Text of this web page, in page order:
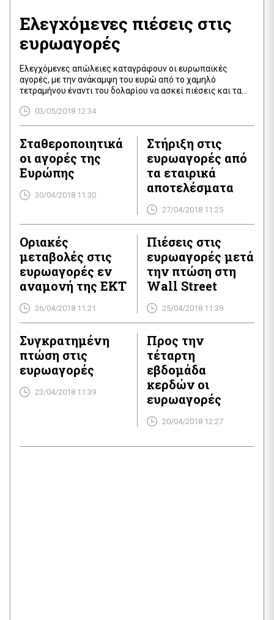
Ελεγχόμενες πιέσεις στις
ευρωαγορές
Ελεγχόμενες απώλειες καταγράφουν οι ευρωπαϊκές
αγορές, με την ανάκαμψη του ευρώ από το χαμηλό
τετραμήνου έναντι του δολαρίου να ασκεί πιέσεις και τα
πανευρωπαϊκός δείκτης STOXX 600 σημείωσε πτώση
0,2%, ενώ μικρή πτώση κατέγραψαν ο γερμανικός DAX και
ο βρετανικός FTSE. Πτώση 2,6% σημείωνε η μετοχή της
Adidas. […]
03/05/2018 12:34
Σταθεροποιητικά
οι αγορές της
Ευρώπης
30/04/2018 11:30
Στήριξη στις
ευρωαγορές από
τα εταιρικά
αποτελέσματα
27/04/2018 11:25
Οριακές
μεταβολές στις
ευρωαγορές εν
αναμονή της ΕΚΤ
26/04/2018 11:21
Πιέσεις στις
ευρωαγορές μετά
την πτώση στη
Wall Street
25/04/2018 11:39
Συγκρατημένη
πτώση στις
ευρωαγορές
23/04/2018 11:39
Προς την
τέταρτη
εβδομάδα
κερδών οι
ευρωαγορές
20/04/2018 12:27